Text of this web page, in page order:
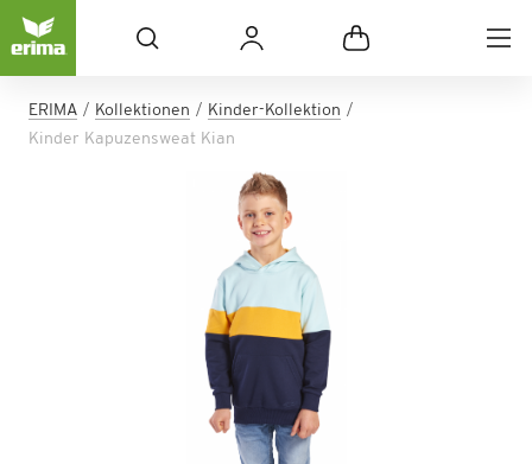
ERIMA Kollektionen
Kinder-Kol­lek­ti­on
Kinder Kapuzensweat Kian